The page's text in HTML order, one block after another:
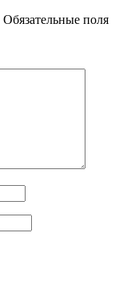
Обязательные поля